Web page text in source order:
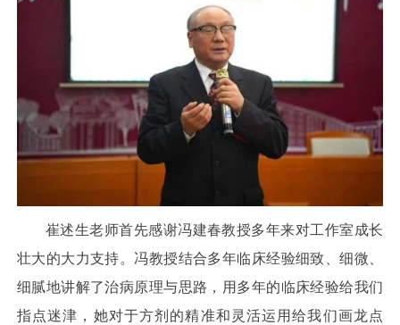
崔述生老师首先感谢冯建春教授多年来对工作室成长
壮大的大力支持。冯教授结合多年临床经验细致、细微、
细腻地讲解了治病原理与思路，用多年的临床经验给我们
指点迷津，她对于方剂的精准和灵活运用给我们画龙点